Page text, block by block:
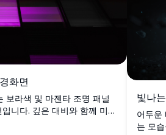
화면
보라색 및 마젠타 조명 패널
니다. 깊은 대비와 함께 미래
빛나
어두운
는 모